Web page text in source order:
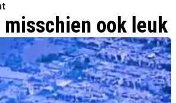
ook leuk